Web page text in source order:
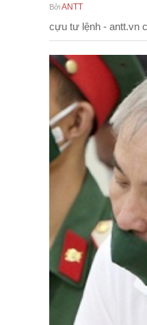
BởiANTT
cựu tư lệnh - antt.vn